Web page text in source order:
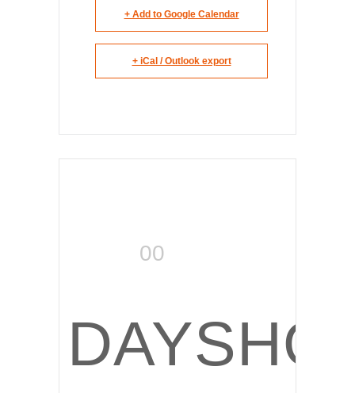
+ Add to Google Calendar
+ iCal / Outlook export
00
DAYS